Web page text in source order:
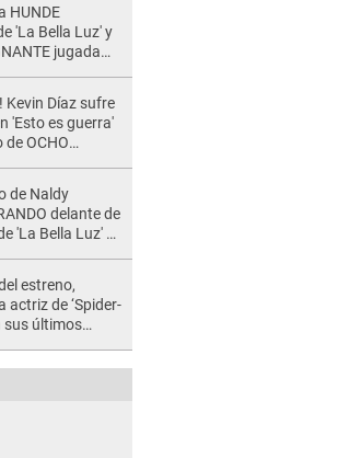
HUNDE
'La Bella Luz' y
jugada
algo..."
Kevin Díaz sufre
'Esto es guerra'
de OCHO
de Naldy
delante de
'La Bella Luz' y
estreno,
actriz de ‘Spider-
sus últimos